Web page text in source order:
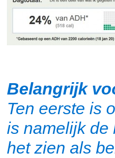
Belangrijk
Ten eerste is
is namelijk de
het zien als